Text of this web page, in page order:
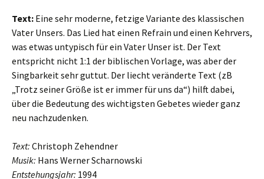
Text: Eine sehr moderne, fetzige Variante des klassischen
Vater Unsers. Das Lied hat einen Refrain und einen Kehrvers,
was etwas untypisch für ein Vater Unser ist. Der Text
entspricht nicht 1:1 der biblischen Vorlage, was aber der
Singbarkeit sehr guttut. Der liecht veränderte Text (zB
„Trotz seiner Größe ist er immer für uns da“) hilft dabei,
über die Bedeutung des wichtigsten Gebetes wieder ganz
neu nachzudenken.
Text: Christoph Zehendner
Musik: Hans Werner Scharnowski
Entstehungsjahr: 1994